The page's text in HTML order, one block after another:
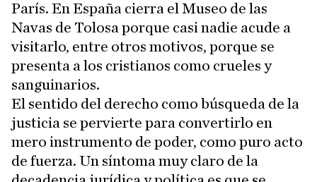
París. En España cierra el Museo de las
Navas de Tolosa porque casi nadie acude a
visitarlo, entre otros motivos, porque se
presenta a los cristianos como crueles y
sanguinarios.
El sentido del derecho como búsqueda de la
justicia se pervierte para convertirlo en
mero instrumento de poder, como puro acto
de fuerza. Un síntoma muy claro de la